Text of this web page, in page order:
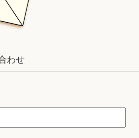
わせ